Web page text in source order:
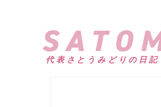
代表さとうみどりの日記